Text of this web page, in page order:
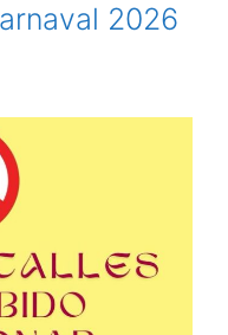
2026